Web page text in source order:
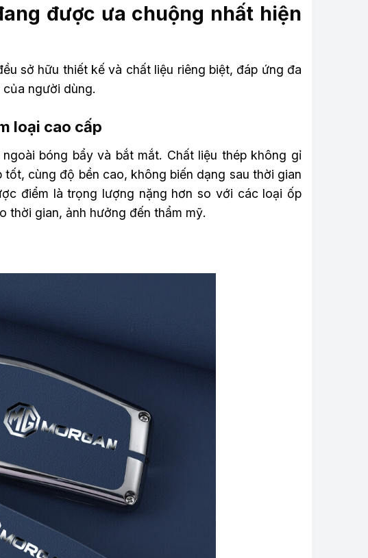
được ưa chuộng nhất hiện
sở hữu thiết kế và chất liệu riêng biệt, đáp ứng đa
người dùng.
loại cao cấp
bóng bẩy và bắt mắt. Chất liệu thép không gỉ
cùng độ bền cao, không biến dạng sau thời gian
điểm là trọng lượng nặng hơn so với các loại ốp
thời gian, ảnh hưởng đến thẩm mỹ.